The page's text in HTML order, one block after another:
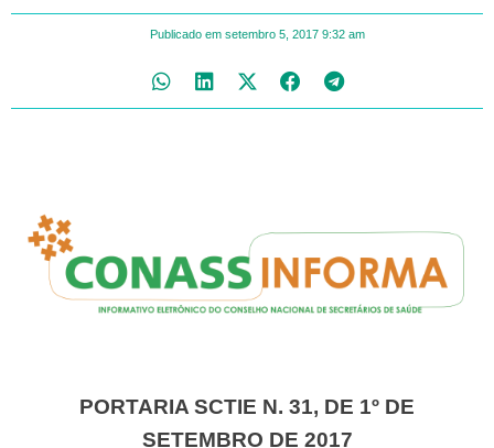
Publicado em setembro 5, 2017 9:32 am
PORTARIA SCTIE N. 31, DE 1º DE
SETEMBRO DE 2017